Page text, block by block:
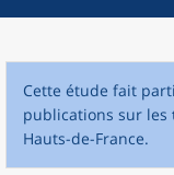
Cette étude fait
publications sur les
Hauts-de-France.